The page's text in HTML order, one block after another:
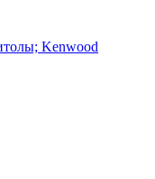
Kenwood